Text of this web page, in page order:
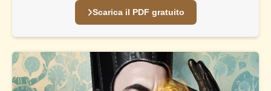
Scarica il PDF gratuito